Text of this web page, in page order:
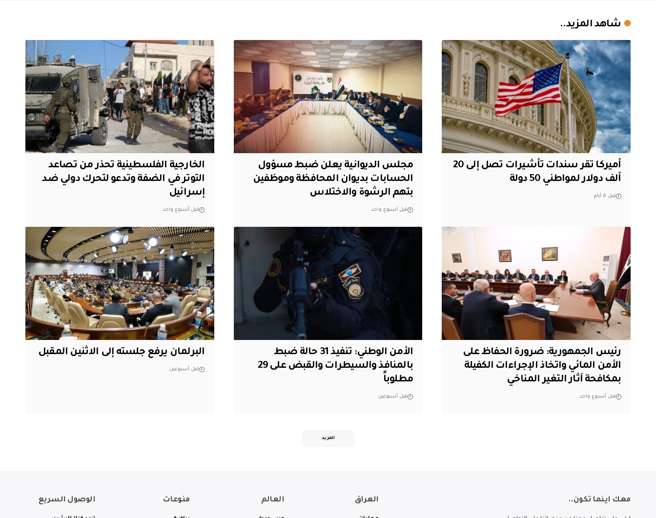
شاهد المزيد..
أميركا تقر سندات تأشيرات تصل إلى 20
ألف دولار لمواطني 50 دولة
قبل 6 أيام
مجلس الديوانية يعلن ضبط مسؤول
الحسابات بديوان المحافظة وموظفين
بتهم الرشوة والاختلاس
قبل أسبوع واحد
الخارجية الفلسطينية تحذر من تصاعد
التوتر في الضفة وتدعو لتحرك دولي ضد
إسرائيل
قبل أسبوع واحد
رئيس الجمهورية: ضرورة الحفاظ على
الأمن المائي واتخاذ الإجراءات الكفيلة
بمكافحة آثار التغير المناخي
قبل أسبوع واحد
الأمن الوطني: تنفيذ 31 حالة ضبط
بالمنافذ والسيطرات والقبض على 29
مطلوباً
قبل أسبوعين
البرلمان يرفع جلسته إلى الاثنين المقبل
قبل أسبوعين
المزيد
معك اينما تكون.. العراق العالم منوعات الوصول السريع